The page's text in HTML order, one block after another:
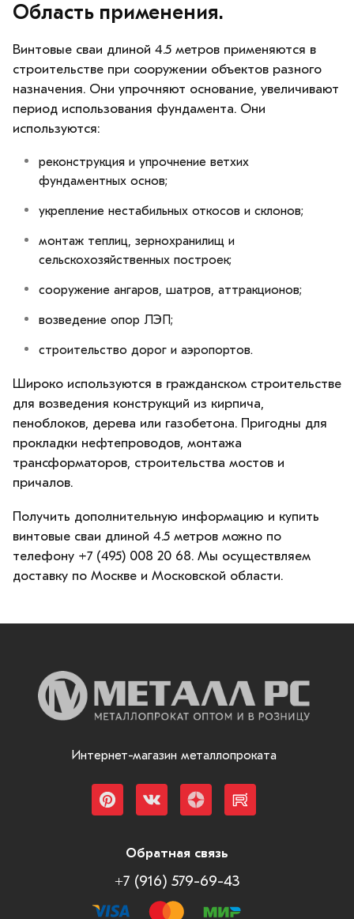
Область применения.
Винтовые сваи длиной 4.5 метров применяются в
строительстве при сооружении объектов разного
назначения. Они упрочняют основание, увеличивают
период использования фундамента. Они
используются:
реконструкция и упрочнение ветхих
фундаментных основ;
укрепление нестабильных откосов и склонов;
монтаж теплиц, зернохранилищ и
сельскохозяйственных построек;
сооружение ангаров, шатров, аттракционов;
возведение опор ЛЭП;
строительство дорог и аэропортов.
Широко используются в гражданском строительстве
для возведения конструкций из кирпича,
пеноблоков, дерева или газобетона. Пригодны для
прокладки нефтепроводов, монтажа
трансформаторов, строительства мостов и
причалов.
Получить дополнительную информацию и купить
винтовые сваи длиной 4.5 метров можно по
телефону +7 (495) 008 20 68. Мы осуществляем
доставку по Москве и Московской области.
Интернет-магазин металлопроката
Обратная связь
+7 (916) 579-69-43